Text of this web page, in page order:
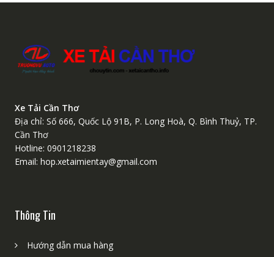
Xe Tải Cần Thơ
Địa chỉ: Số 666, Quốc Lộ 91B, P. Long Hoà, Q. Bình Thuỷ, TP.
Cần Thơ
Hotline: 0901218238
Email: hop.xetaimientay@gmail.com
Thông Tin
Hướng dẫn mua hàng